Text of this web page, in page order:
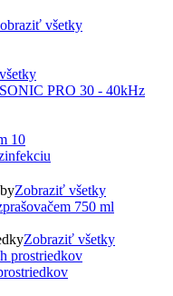
všetky
Zobraziť všetky
Zobraziť všetky